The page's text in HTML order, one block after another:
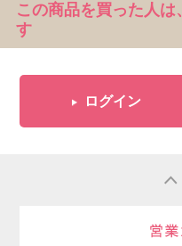
この商品を買った人
す
ログイン